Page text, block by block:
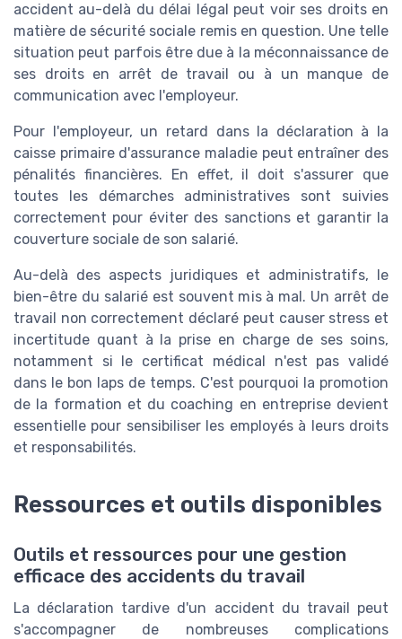
accident au-delà du délai légal peut voir ses droits en
matière de sécurité sociale remis en question. Une telle
situation peut parfois être due à la méconnaissance de
ses droits en arrêt de travail ou à un manque de
communication avec l'employeur.
Pour l'employeur, un retard dans la déclaration à la
caisse primaire d'assurance maladie peut entraîner des
pénalités financières. En effet, il doit s'assurer que
toutes les démarches administratives sont suivies
correctement pour éviter des sanctions et garantir la
couverture sociale de son salarié.
Au-delà des aspects juridiques et administratifs, le
bien-être du salarié est souvent mis à mal. Un arrêt de
travail non correctement déclaré peut causer stress et
incertitude quant à la prise en charge de ses soins,
notamment si le certificat médical n'est pas validé
dans le bon laps de temps. C'est pourquoi la promotion
de la formation et du coaching en entreprise devient
essentielle pour sensibiliser les employés à leurs droits
et responsabilités.
Ressources et outils disponibles
Outils et ressources pour une gestion
efficace des accidents du travail
La déclaration tardive d'un accident du travail peut
s'accompagner de nombreuses complications